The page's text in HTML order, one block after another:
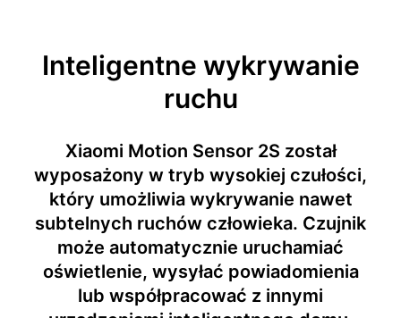
Inteligentne wykrywanie
ruchu
Xiaomi Motion Sensor 2S został
wyposażony w tryb wysokiej czułości,
który umożliwia wykrywanie nawet
subtelnych ruchów człowieka. Czujnik
może automatycznie uruchamiać
oświetlenie, wysyłać powiadomienia
lub współpracować z innymi